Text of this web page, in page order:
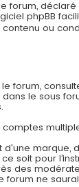
forum,
phpBB
ou
forum,
dans le sous
comptes
d'une
soit pour
des
forum ne